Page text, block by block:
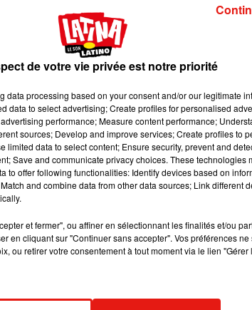
plein d'adrénaline et plongez dans
sélectionnés pour l'occasion ! Que vous soyez
en mettre plein la vue !
de ses jeux concours, notamment pour l’enregistrement de la
et pour exercer vos droits,reportez-vous à la notice
de votre vie privée est notre priorité
data processing based on your consent and/or our legitimate
data to select advertising; Create profiles for personalised
performance; Measure content performance;
sources; Develop and improve services; Create profiles to
limited data to select content; Ensure security, prevent and
Save and communicate privacy choices. These technologies
to offer following functionalities: Identify devices based on
and combine data from other data sources; Link different
et fermer", ou affiner en sélectionnant les finalités et/ou
en cliquant sur "Continuer sans accepter". Vos préférences
ou retirer votre consentement à tout moment via le lien